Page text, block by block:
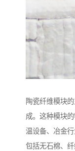
陶瓷纤维模块
成。这种模块
温设备、冶金
包括无石棉、